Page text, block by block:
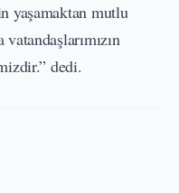
yaşamaktan mutlu
dedi.